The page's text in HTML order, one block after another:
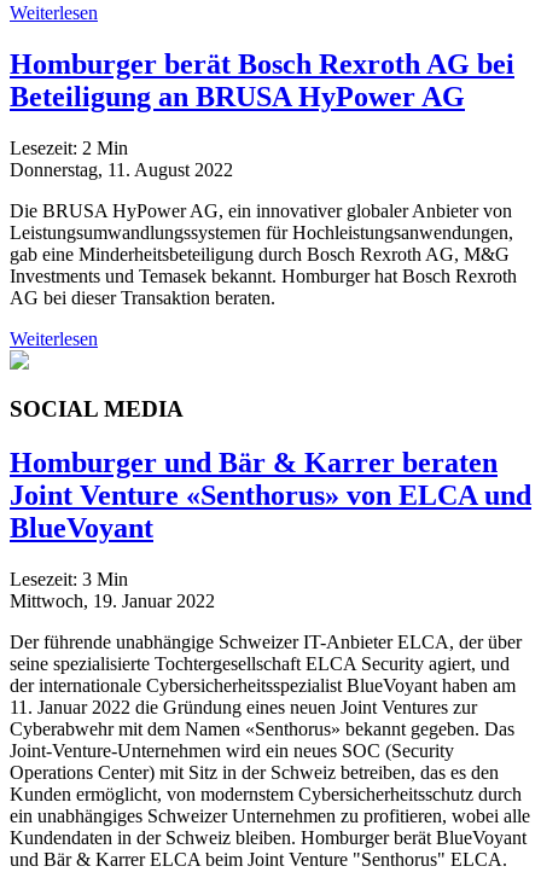
Weiterlesen
Homburger berät Bosch Rexroth AG bei
Beteiligung an BRUSA HyPower AG
Lesezeit: 2 Min
Donnerstag, 11. August 2022
Die BRUSA HyPower AG, ein innovativer globaler Anbieter von
Leistungsumwandlungssystemen für Hochleistungsanwendungen,
gab eine Minderheitsbeteiligung durch Bosch Rexroth AG, M&G
Investments und Temasek bekannt. Homburger hat Bosch Rexroth
AG bei dieser Transaktion beraten.
Weiterlesen
SOCIAL MEDIA
Homburger und Bär & Karrer beraten
Joint Venture «Senthorus» von ELCA und
BlueVoyant
Lesezeit: 3 Min
Mittwoch, 19. Januar 2022
Der führende unabhängige Schweizer IT-Anbieter ELCA, der über
seine spezialisierte Tochtergesellschaft ELCA Security agiert, und
der internationale Cybersicherheitsspezialist BlueVoyant haben am
11. Januar 2022 die Gründung eines neuen Joint Ventures zur
Cyberabwehr mit dem Namen «Senthorus» bekannt gegeben. Das
Joint-Venture-Unternehmen wird ein neues SOC (Security
Operations Center) mit Sitz in der Schweiz betreiben, das es den
Kunden ermöglicht, von modernstem Cybersicherheitsschutz durch
ein unabhängiges Schweizer Unternehmen zu profitieren, wobei alle
Kundendaten in der Schweiz bleiben. Homburger berät BlueVoyant
und Bär & Karrer ELCA beim Joint Venture "Senthorus" ELCA.